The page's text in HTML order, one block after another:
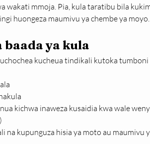
wakati mmoja. Pia, kula taratibu bila
huongeza maumivu ya chembe ya moyo.
ya kula
kucheua tindikali kutoka
kichwa inaweza kusaidia kwa wale
na kupunguza hisia ya moto au maumivu